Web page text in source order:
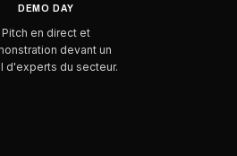
DEMO DAY
Pitch en direct et
devant un
d'experts du secteur.